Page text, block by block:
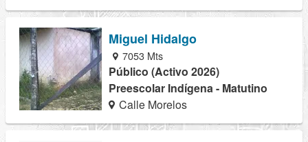
Miguel Hidalgo
7053 Mts
Público (Activo 2026)
Preescolar Indígena - Matutino
Calle Morelos